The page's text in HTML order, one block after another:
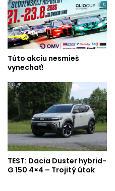
Túto akciu nesmieš
vynechať!
TEST: Dacia Duster hybrid-
G 150 4×4 – Trojitý útok